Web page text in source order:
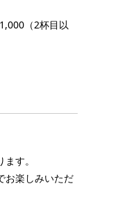
（2杯目以
す。
お楽しみいただ